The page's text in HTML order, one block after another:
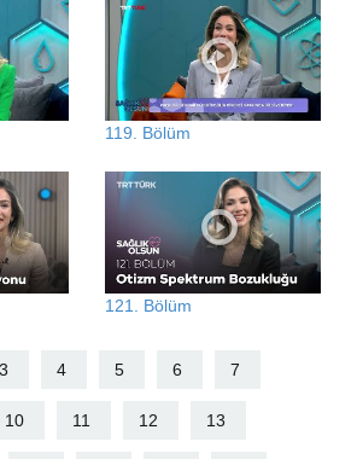
119. Bölüm
121. Bölüm
3 4 5 6 7
10 11 12 13